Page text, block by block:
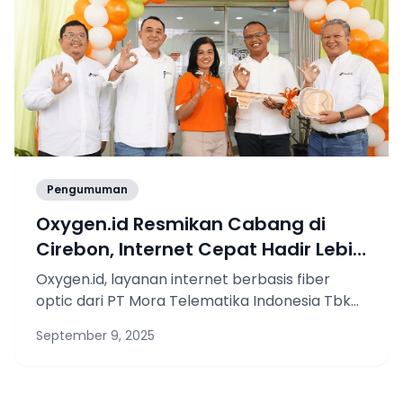
memperkuat dukungan terhadap percepatan
transformasi digital di wilayah Sumatera
Selatan.
Pengumuman
Oxygen.id Resmikan Cabang di
Cirebon, Internet Cepat Hadir Lebih
Dekat
Oxygen.id, layanan internet berbasis fiber
optic dari PT Mora Telematika Indonesia Tbk
jaringannya dengan meresmikan kantor
September 9, 2025